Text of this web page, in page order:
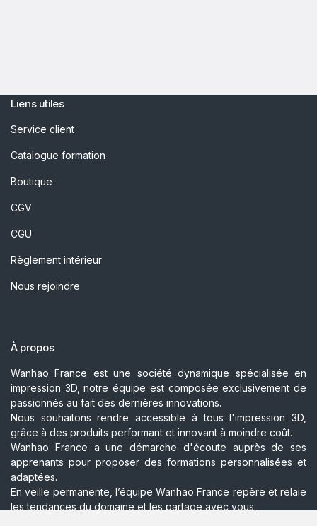
Liens utiles
Service client
Catalogue formation
Boutique
CGV
CGU
Règlement intérieur
Nous rejoindre
À propos
Wanhao France est une société dynamique spécialisée en
impression 3D, notre équipe est composée exclusivement de
passionnés au fait des dernières innovations.
Nous souhaitons rendre accessible à tous l'impression 3D,
grâce à des produits performant et innovant à moindre coût.
Wanhao France a une démarche d'écoute auprès de ses
apprenants pour proposer des formations personnalisées et
adaptées.
En veille permanente, l’équipe Wanhao France repère et relaie
les tendances du domaine et les partage avec vous.